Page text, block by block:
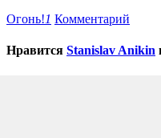
Огонь!1 Комментарий
Нравится Stanislav Anikin